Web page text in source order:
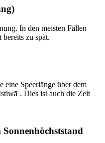
In den meisten Fällen
bereits zu spät.
eine Speerlänge über dem
Dies ist auch die Zeit